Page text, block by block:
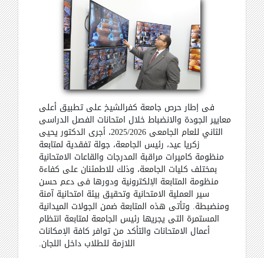
في إطار حرص جامعة كفرالشيخ على تطبيق أعلى
معايير الجودة والانضباط خلال امتحانات الفصل الدراسي
الثاني للعام الجامعي 2025/2026، أجرى الدكتور يحيى
زكريا عيد، رئيس الجامعة، جولة تفقدية لمتابعة
منظومة كاميرات مراقبة المدرجات والقاعات الامتحانية
بمختلف كليات الجامعة، وذلك للاطمئنان على كفاءة
منظومة المتابعة الإلكترونية ودورها في دعم حسن
سير العملية الامتحانية وتحقيق بيئة امتحانية آمنة
ومنضبطة. وتأتي هذه المتابعة ضمن الجولات الميدانية
المستمرة التي يجريها رئيس الجامعة لمتابعة انتظام
أعمال الامتحانات والتأكد من توافر كافة الإمكانات
اللازمة للطلاب داخل اللجان.